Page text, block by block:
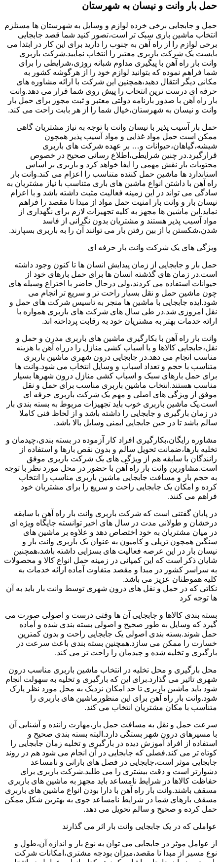
حمل بار وانت و نیسان به شهرستان
حمل و جابجایی برخی خرده لوازم و وسایل به شهرستان ها مستلزم
انتخاب ماشین باری سبک تر است،تصور کنید شما قصد جابجایی
برخی لوازم را از راه آهن به جنوب را دارید برای این کار در ابتدا می
بایست یک شرکت باربری معتبر را انتخاب نمایید.شرکت باربری
وانت بار راه آهن با پیگیری مداوم شبانه روزی،شرایطی را برای
شما فراهم نموده که بتوانید لوازم خود را از هرگوشه کشور به
مکانی دیگر انتقال دهید،همچنین این شرکت با ارائه مشاوره های
حرفه ای درست ترین انتخاب را پیش روی شما قرار می دهد.وانت
بار راه آهن با صدور بارنامه دولتی معتبر و ثبت مجوز برای حمل بار
وانت و نیسان به شهرستان،خیال شما را از هر بابت راحت می کند.
حمل بار آسیب پذیر با نیسان وانت با توجه به نیاز مشتریان گاهی
ممکن است حمل مواد غذایی و مواد آسیب پذیر همچون
شیشه،گیاهان،حیوانات و… بر عهده شرکت های باربری
قرارگیرد.در چنین شرایطی،اطلاع رسانی صحیح در خصوص
محتویات بار نقش مهمی را ایفا خواهد کرد و باربری بر اساس
استاندارد ها ماشین حمل کننده متناسب را اعزام می کند.وانت بار
راه آهن با داشتن انواع ماشین های باری متناسب با نیاز مشتریان به
سادگی می تواند در این زمینه فعالیت مثبت داشته باشد و با اعزام
نیسان بار و وانت بار امنیت حمل مواد از مبدا تا مقصد را فراهم
نماید.این ماشین ها مجهز به کلیه تجهیزات لازم برای نگهداری از
مواد آسیب پذیر هستند و مشتریان بدون نگرانی از فاسد
شدن،شکستن یا از بین رفتن بار می توانند آن را به باربری بسپارند.
ویژگی های یک شرکت وانت بار حرفه ای
حمل بار و جابجایی از زمان پیدایش انسان ها تا کنون وجود داشته
است.در زمان های گذشته انسان ها برای حمل بارهای خود از
حیوانات استفاده می کردند،ولی درحال حاضر با اختراع وسیله های
چون ماشین حمل و نقل بسیار راحت تر و سریع تر انجام می
شود.ایده جابجایی با ماشین ها منجر به تاسیس شرکت های حمل و
نقل امروزی شد.در طی سال های شرکت های باربری همواره با
ارائه خدمات بهتر به مشتریان خود به رقابت پرداخته اند.
وانت بار راه آهن با بکارگیری ماشین های باربری مدرن و حمل و
نقل،جابجایی کالاها و یا اسباب کشی منازل را درراه آهن با هزینه
مناسب انجام می دهد.در جابجایی درون شهری ماشین باربری
متناسب با حجم و تعداد اسباب و وسایل انتخاب می شود.وانت ها
برای حمل بارهای سبک و اسباب کشی منازل درون شهرها بسیار
مناسب هستند.انتخاب ماشین باربری مناسب برای حمل و نقل
موفق از ویژگی های اصلی و مهم یک شرکت باربری حرفه ای
است.یک ماشین باربری خوب باید تجهیزات مربوط به بسته بندی بار
در زمان بارگیری و جابجایی را داشته باشد و از لحاظ فنی کاملا
سالم باشد تا در حین جابجایی ایمنی وسایل بالا باشد.
مشاوره رایگان،بکارگیری افراد کار آزموده در بسته بندی،چیدمان و
تخلیه بارها،ضمانت تحویل سالم و بدون نقص بارها و استفاده از
رانندگان با سابقه هم از ویژگی های یک شرکت باربری موفق
است.مشاورین وانت بار راه آهن با حضور در محل مورد نظر با توجه
به حجم بار و مسافت جابجایی ماشین باربری مناسب را انتخاب
کرده و امکان یک جابجایی راحت و سریع را برای مشتریان خود
فراهم می کنند.
در پایان گفتنی است که شرکت باربری وانت بار راه آهن با سابقه
درخشان و طولانی مدت در سال های اخیر توانسته جایگاه ویژه ای
در میان مشتریان به خود اختصاص دهد و علاوه بر ماشین های
سنگین همچون تریلی و کامیون به عنوان یک باربری وانت بار و
نیسان بار در این عرصه فعالیت های بسزایی داشته باشد،همچنین
شایان ذکر است که این کمپانی در زمینه حمل انواع کالا و محصولات
به سراسر کشور در مبدا و مقصد متفاوت آماده ارائه خدمات به
کلیه هموطنان عزیز می باشد.
نکاتی که در حمل و نقل های درون شهری توسط وانت بار باید به آن
ها توجه کرد
بسته بندی کالاها و جابجایی آن ها وقتی درست و اصولی صورت می
گیرد که وسایل به طور صحیح و اصولی بسته بندی شده و آماده
حمل شوند.بسته بندی اصولی یک جابجایی راحت و بدون کمترین
خسارت را ممکن می سازد.همچنین بسته بندی باعث سرعت در
بارگیری و تخلیه شده و چیدمان را راحت تر می کند.
محل بارگیری و محل تخلیه در انتخاب ماشین باربری مناسب درون
شهری تاثیر می گذارد.برای این که بارگیری و تخلیه به سهولت انجام
شود باید ماشین باربری تا حد امکان نزدیک به محل مورد نظر پارک
شود.وانت بار راه آهن برای این منظورماشین های باربری را
متناسب با مکان مشتریان انتخاب می کند.
سرعت حمل و نقل به مسافت حمل بار،مهارت راننده و آشنایی آن
با مسیرهای درون شهر بستگی دارد.البته بسته بندی صحیح و
استفاده از افراد آموزش دیده در بارگیری و تخلیه زمان جابجایی را
کوتاه تر می کند.فصلی که جابجایی در آن انجام می شود هم در روند
جابجایی موثر است،جابجایی در فصل های بارانی و نامساعد
دشوارتر است و دقت بیشتری را می طلبد.شرکت باربری برای
حفاظت کالاها در شرایط نامساعد باید مجهز به ماشین های باربری
مسقف باشند.وانت بار راه آهن با دارا بودن انواع ماشین های باربری
مسقف بارهای شما در شرایط نامساعد جوی به بهترین شکل ممکن
حمل کرده و صحیح و سالم تحویل می دهد.
عواملی که در یک جابجایی وانت بار اثر می گذارند
از عوامل موثر در جابجایی می توان به نوع بار و اندازه آن،طول و
نوع مسیر از مبدا تا مقصد،میزان بودجه مشتری،امکانات شرکت